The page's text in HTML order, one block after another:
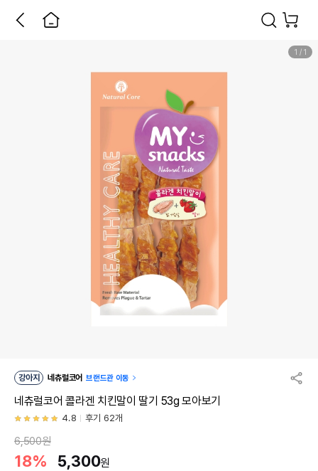
1 / 1
강아지 네츄럴코어 브랜드관 이동
네츄럴코어 콜라겐 치킨말이 딸기 53g 모아보기
4.8 후기 62개
6,500원
18% 5,300원